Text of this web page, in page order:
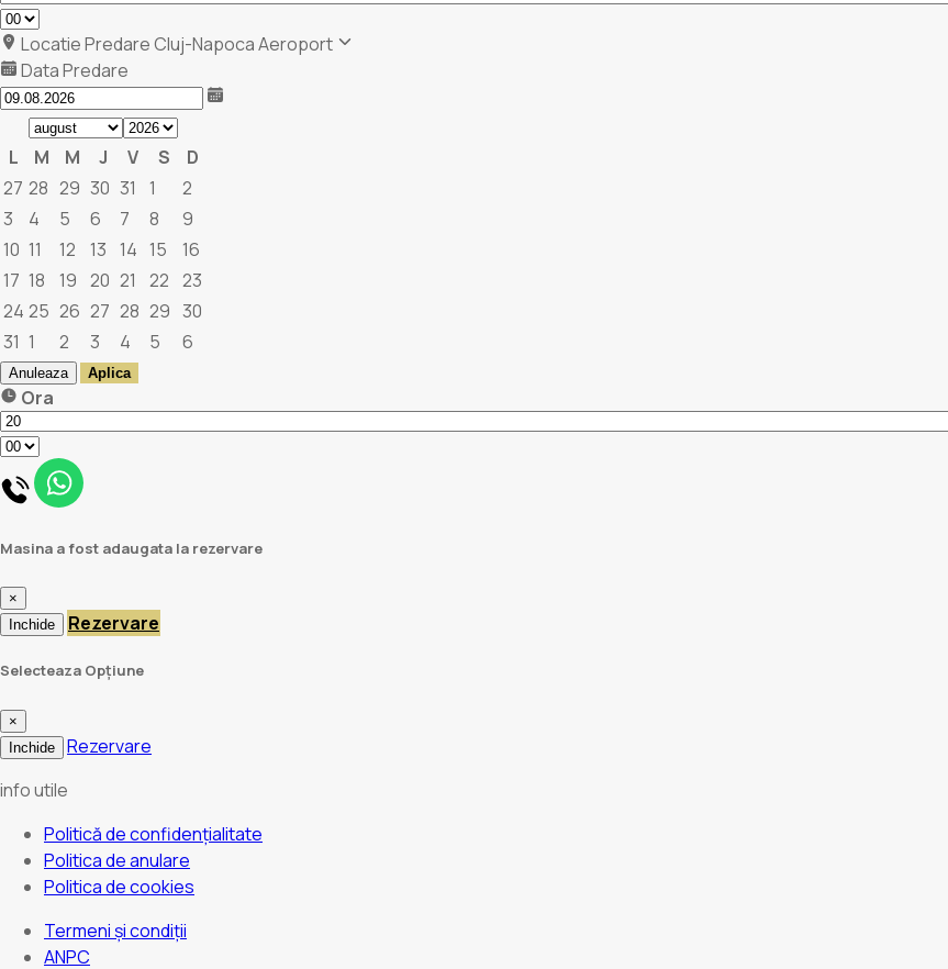
Locatie PredareCluj-Napoca Aeroport
Data Predare
L M M J V S
D
27 28 29 30 31 1
2
3
4 5 6 7 8
9
10 11 12 13 14 15
16
17 18 19 20 21 22 23
24 25 26 27 28 29 30
31 1 2 3 4 5 6
Anuleaza Aplica
Ora
Masina a fost adaugata la rezervare
×
Inchide
Rezervare
Selecteaza Opțiune
×
Inchide
Rezervare
info utile
Politică de confidențialitate
Politica de anulare
Politica de cookies
Termeni și condiții
ANPC